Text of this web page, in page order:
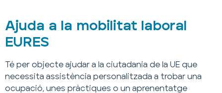
Ajuda a la mobilitat laboral
EURES
Té per objecte ajudar a la ciutadania de la UE que
necessita assistència personalitzada a trobar una
ocupació, unes pràctiques o un aprenentatge